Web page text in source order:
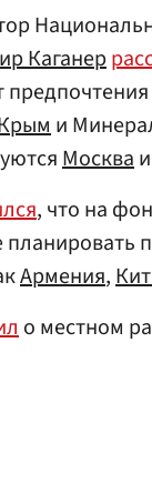
Каганер
и
Москваи
, что на
Армения,
о местном